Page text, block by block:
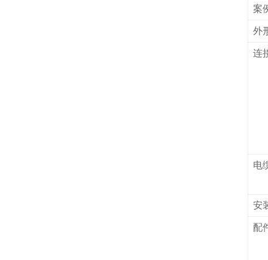
案
外
连
电
安
配